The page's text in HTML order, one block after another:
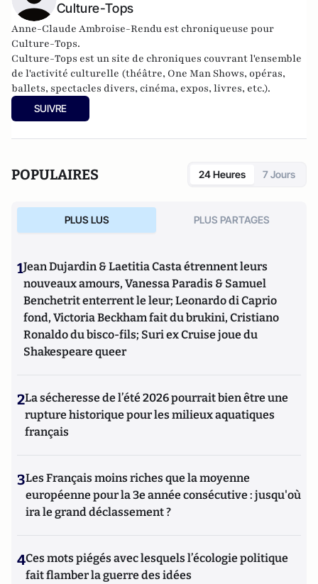
Culture-Tops
Anne-Claude Ambroise-Rendu est chroniqueuse pour
Culture-Tops.
Culture-Tops est un site de chroniques couvrant l'ensemble
de l'activité culturelle (théâtre, One Man Shows, opéras,
ballets, spectacles divers, cinéma, expos, livres, etc.).
SUIVRE
POPULAIRES 24 Heures 7 Jours
PLUS LUS PLUS PARTAGES
1Jean Dujardin & Laetitia Casta étrennent leurs
nouveaux amours, Vanessa Paradis & Samuel
Benchetrit enterrent le leur; Leonardo di Caprio
fond, Victoria Beckham fait du brukini, Cristiano
Ronaldo du bisco-fils; Suri ex Cruise joue du
Shakespeare queer
2La sécheresse de l’été 2026 pourrait bien être une
rupture historique pour les milieux aquatiques
français
3Les Français moins riches que la moyenne
européenne pour la 3e année consécutive : jusqu'où
ira le grand déclassement ?
4Ces mots piégés avec lesquels l’écologie politique
fait flamber la guerre des idées